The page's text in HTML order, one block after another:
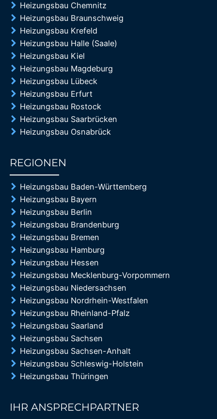
Heizungsbau Chemnitz
Heizungsbau Braunschweig
Heizungsbau Krefeld
Heizungsbau Halle (Saale)
Heizungsbau Kiel
Heizungsbau Magdeburg
Heizungsbau Lübeck
Heizungsbau Erfurt
Heizungsbau Rostock
Heizungsbau Saarbrücken
Heizungsbau Osnabrück
REGIONEN
Heizungsbau Baden-Württemberg
Heizungsbau Bayern
Heizungsbau Berlin
Heizungsbau Brandenburg
Heizungsbau Bremen
Heizungsbau Hamburg
Heizungsbau Hessen
Heizungsbau Mecklenburg-Vorpommern
Heizungsbau Niedersachsen
Heizungsbau Nordrhein-Westfalen
Heizungsbau Rheinland-Pfalz
Heizungsbau Saarland
Heizungsbau Sachsen
Heizungsbau Sachsen-Anhalt
Heizungsbau Schleswig-Holstein
Heizungsbau Thüringen
IHR ANSPRECHPARTNER